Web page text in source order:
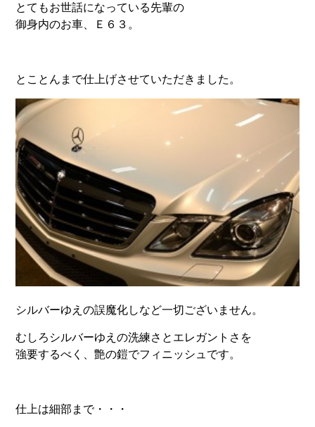
とてもお世話になっている先輩の
御身内のお車、Ｅ６３。
とことんまで仕上げさせていただきました。
シルバーゆえの誤魔化しなど一切ございません。
むしろシルバーゆえの洗練さとエレガントさを
強要するべく、艶の鎧でフィニッシュです。
仕上は細部まで・・・